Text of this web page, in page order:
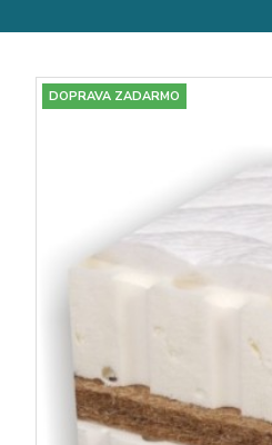
DOPRAVA ZADARMO